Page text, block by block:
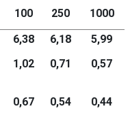
100 250 1000
6,38 6,18
5,99
1,02 0,71
0,57
0,67 0,54 0,44